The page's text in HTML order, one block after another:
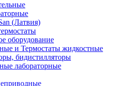
(Латвия)
оборудование
и Термостаты жидкостные
бидистилляторы
лабораторные